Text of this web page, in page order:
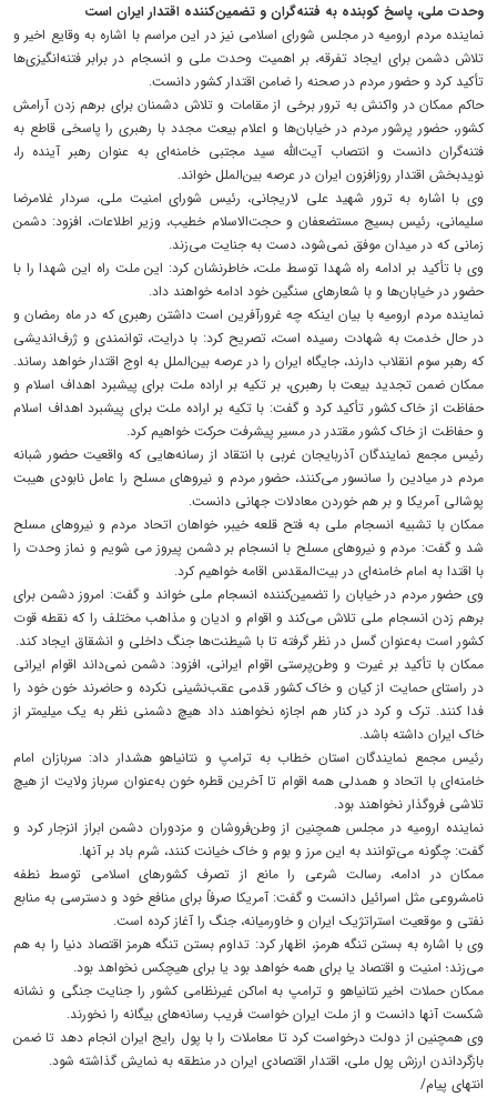
وحدت ملی، پاسخ کوبنده به فتنه‌گران و تضمین‌کننده اقتدار ایران است
نماینده مردم ارومیه در مجلس شورای اسلامی نیز در این مراسم با اشاره به وقایع اخیر و
تلاش دشمن برای ایجاد تفرقه، بر اهمیت وحدت ملی و انسجام در برابر فتنه‌انگیزی‌ها
تأکید کرد و حضور مردم در صحنه را ضامن اقتدار کشور دانست.
حاکم ممکان در واکنش به ترور برخی از مقامات و تلاش دشمنان برای برهم زدن آرامش
کشور، حضور پرشور مردم در خیابان‌ها و اعلام بیعت مجدد با رهبری را پاسخی قاطع به
فتنه‌گران دانست و انتصاب آیت‌الله سید مجتبی خامنه‌ای به عنوان رهبر آینده را،
نویدبخش اقتدار روزافزون ایران در عرصه بین‌الملل خواند.
وی با اشاره به ترور شهید علی لاریجانی، رئیس شورای امنیت ملی، سردار غلامرضا
سلیمانی، رئیس بسیج مستضعفان و حجت‌الاسلام خطیب، وزیر اطلاعات، افزود: دشمن
زمانی که در میدان موفق نمی‌شود، دست به جنایت می‌زند.
وی با تأکید بر ادامه راه شهدا توسط ملت، خاطرنشان کرد: این ملت راه این شهدا را با
حضور در خیابان‌ها و با شعارهای سنگین خود ادامه خواهند داد.
نماینده مردم ارومیه با بیان اینکه چه غرورآفرین است داشتن رهبری که در ماه رمضان و
در حال خدمت به شهادت رسیده است، تصریح کرد: با درایت، توانمندی و ژرف‌اندیشی
که رهبر سوم انقلاب دارند، جایگاه ایران را در عرصه بین‌الملل به اوج اقتدار خواهد رساند.
ممکان ضمن تجدید بیعت با رهبری، بر تکیه بر اراده ملت برای پیشبرد اهداف اسلام و
حفاظت از خاک کشور تأکید کرد و گفت: با تکیه بر اراده ملت برای پیشبرد اهداف اسلام
و حفاظت از خاک کشور مقتدر در مسیر پیشرفت حرکت خواهیم کرد.
رئیس مجمع نمایندگان آذربایجان غربی با انتقاد از رسانه‌هایی که واقعیت حضور شبانه
مردم در میادین را سانسور می‌کنند، حضور مردم و نیروهای مسلح را عامل نابودی هیبت
پوشالی آمریکا و بر هم خوردن معادلات جهانی دانست.
ممکان با تشبیه انسجام ملی به فتح قلعه خیبر، خواهان اتحاد مردم و نیروهای مسلح
شد و گفت: مردم و نیروهای مسلح با انسجام بر دشمن پیروز می شویم و نماز وحدت را
با اقتدا به امام خامنه‌ای در بیت‌المقدس اقامه خواهیم کرد.
وی حضور مردم در خیابان را تضمین‌کننده انسجام ملی خواند و گفت: امروز دشمن برای
برهم زدن انسجام ملی تلاش می‌کند و اقوام و ادیان و مذاهب مختلف را که نقطه قوت
کشور است به‌عنوان گسل در نظر گرفته تا با شیطنت‌ها جنگ داخلی و انشقاق ایجاد کند.
ممکان با تأکید بر غیرت و وطن‌پرستی اقوام ایرانی، افزود: دشمن نمی‌داند اقوام ایرانی
در راستای حمایت از کیان و خاک کشور قدمی عقب‌نشینی نکرده و حاضرند خون خود را
فدا کنند. ترک و کرد در کنار هم اجازه نخواهند داد هیچ دشمنی نظر به یک میلیمتر از
خاک ایران داشته باشد.
رئیس مجمع نمایندگان استان خطاب به ترامپ و نتانیاهو هشدار داد: سربازان امام
خامنه‌ای با اتحاد و همدلی همه اقوام تا آخرین قطره خون به‌عنوان سرباز ولایت از هیچ
تلاشی فروگذار نخواهند بود.
نماینده ارومیه در مجلس همچنین از وطن‌فروشان و مزدوران دشمن ابراز انزجار کرد و
گفت: چگونه می‌توانند به این مرز و بوم و خاک خیانت کنند، شرم باد بر آنها.
ممکان در ادامه، رسالت شرعی را مانع از تصرف کشورهای اسلامی توسط نطفه
نامشروعی مثل اسرائیل دانست و گفت: آمریکا صرفاً برای منافع خود و دسترسی به منابع
نفتی و موقعیت استراتژیک ایران و خاورمیانه، جنگ را آغاز کرده است.
وی با اشاره به بستن تنگه هرمز، اظهار کرد: تداوم بستن تنگه هرمز اقتصاد دنیا را به هم
می‌زند؛ امنیت و اقتصاد یا برای همه خواهد بود یا برای هیچکس نخواهد بود.
ممکان حملات اخیر نتانیاهو و ترامپ به اماکن غیرنظامی کشور را جنایت جنگی و نشانه
شکست آنها دانست و از ملت ایران خواست فریب رسانه‌های بیگانه را نخورند.
وی همچنین از دولت درخواست کرد تا معاملات را با پول رایج ایران انجام دهد تا ضمن
بازگرداندن ارزش پول ملی، اقتدار اقتصادی ایران در منطقه به نمایش گذاشته شود.
انتهای پیام/